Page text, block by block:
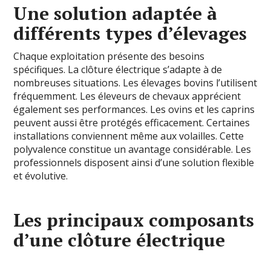
Une solution adaptée à
différents types d’élevages
Chaque exploitation présente des besoins
spécifiques. La clôture électrique s’adapte à de
nombreuses situations. Les élevages bovins l’utilisent
fréquemment. Les éleveurs de chevaux apprécient
également ses performances. Les ovins et les caprins
peuvent aussi être protégés efficacement. Certaines
installations conviennent même aux volailles. Cette
polyvalence constitue un avantage considérable. Les
professionnels disposent ainsi d’une solution flexible
et évolutive.
Les principaux composants
d’une clôture électrique